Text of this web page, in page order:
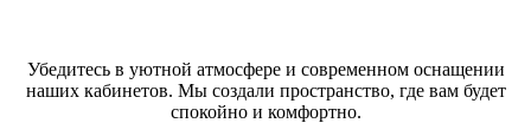
Убедитесь в уютной атмосфере и современном оснащении
наших кабинетов. Мы создали пространство, где вам будет
спокойно и комфортно.